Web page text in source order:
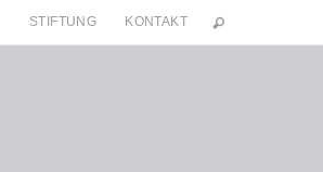
STIFTUNG KONTAKT